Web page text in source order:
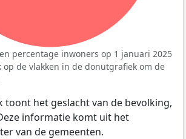
percentage inwoners op 1 januari 2025
op de vlakken in de donutgrafiek om de
toont het geslacht van de bevolking,
informatie komt uit het
van de gemeenten.